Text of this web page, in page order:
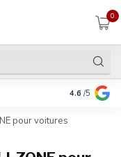
0
Payer en 3
4.6 /5
pour voitures